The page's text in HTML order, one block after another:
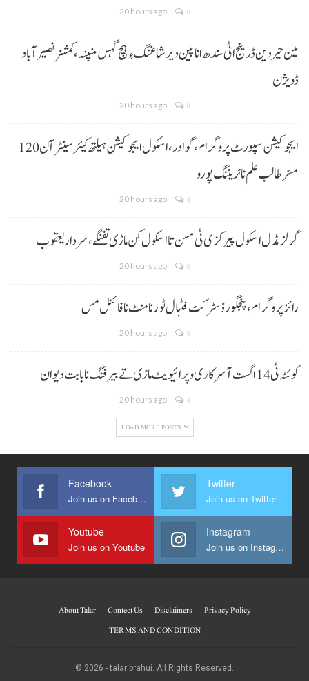
20 hours ago 0
مین حیردین ڈرینج اٹی سندھ انا پین دیر شاغنگ ءِ ہچ گہس منپنہ،کمشنر نصیرآباد
ڈویژن
20 hours ago 0
ایجوکیشن سپورٹ پروگرام،گوادر، اسکول ایجوکیشن ہیلتھ کیئر سینٹر آن 120
مسڑ طالب علم نا ٹریننگ پورو
20 hours ago 0
گرلز مڈل اسکول پیرکزی ٹی مسن تا اسکول کن ماڑی تفنگے، سردار یعقوب
20 hours ago 0
رائز پروگرام، پنجگور ڈسٹرکٹ فٹبال ٹورنامنٹ نا فائنل مس
20 hours ago 0
کوئٹہ ٹی 14 اگست آ سرکاری و پرائیویٹ ماڑی تے بیرفنگ نا بابت دیوان
20 hours ago 0
LOAD MORE POSTS
Facebook
Join us on Facebook
Twitter
Join us on Twitter
Youtube
Join us on Youtube
Instagram
Join us on Instagram
About Talar Contect Us Disclaimers
Privacy Policy
TERMS AND CONDITION
© 2026 - talar brahui. All Rights Reserved.